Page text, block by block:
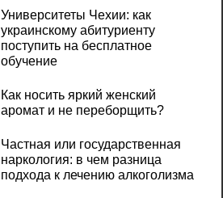
Университеты Чехии: как
украинскому абитуриенту
поступить на бесплатное
обучение
Как носить яркий женский
аромат и не переборщить?
Частная или государственная
наркология: в чем разница
подхода к лечению алкоголизма